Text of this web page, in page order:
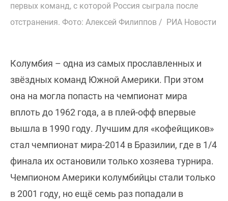
первых команд, с которой Россия сыграла после
отстранения. Фото: Алексей Филиппов / РИА Новости
Колумбия – одна из самых прославленных и
звёздных команд Южной Америки. При этом
она на могла попасть на чемпионат мира
вплоть до 1962 года, а в плей-офф впервые
вышла в 1990 году. Лучшим для «кофейщиков»
стал чемпионат мира-2014 в Бразилии, где в 1/4
финала их остановили только хозяева турнира.
Чемпионом Америки колумбийцы стали только
в 2001 году, но ещё семь раз попадали в